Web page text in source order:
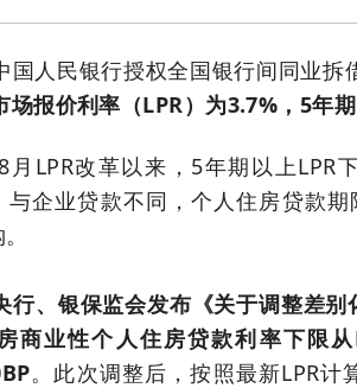
国人民银行授权全国银行间同业拆
场报价利率（LPR）为3.7%，5年
月LPR改革以来，5年期以上LPR
与企业贷款不同，个人住房贷款
行、银保监会发布《关于调整差
商业性个人住房贷款利率下限
。此次调整后，按照最新LPR